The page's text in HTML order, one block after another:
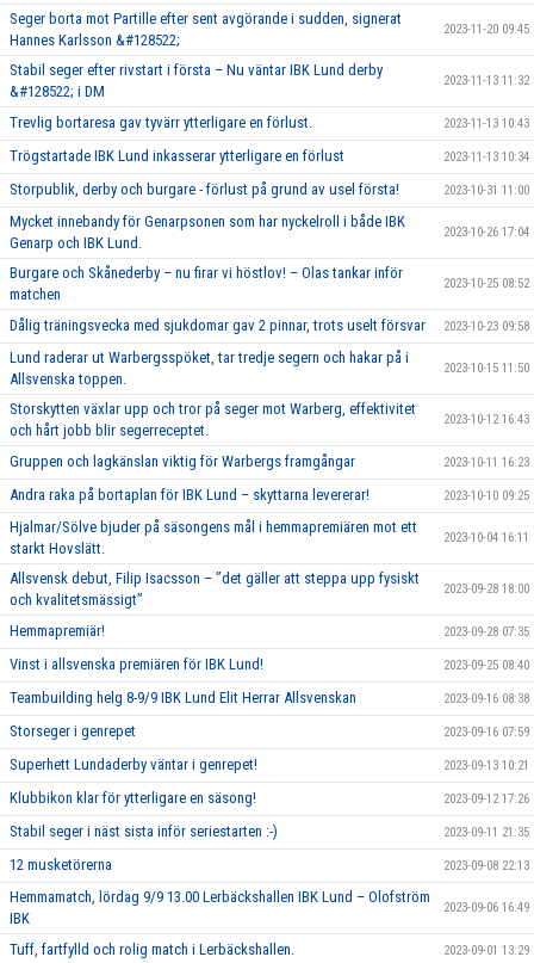
Seger borta mot Partille efter sent avgörande i sudden, signerat
Hannes Karlsson &#128522;
2023-11-20 09:45
Stabil seger efter rivstart i första – Nu väntar IBK Lund derby
&#128522; i DM
2023-11-13 11:32
Trevlig bortaresa gav tyvärr ytterligare en förlust. 2023-11-13 10:43
Trögstartade IBK Lund inkasserar ytterligare en förlust 2023-11-13 10:34
Storpublik, derby och burgare - förlust på grund av usel första! 2023-10-31 11:00
Mycket innebandy för Genarpsonen som har nyckelroll i både IBK
Genarp och IBK Lund.
2023-10-26 17:04
Burgare och Skånederby – nu firar vi höstlov! – Olas tankar inför
matchen
2023-10-25 08:52
Dålig träningsvecka med sjukdomar gav 2 pinnar, trots uselt försvar 2023-10-23 09:58
Lund raderar ut Warbergsspöket, tar tredje segern och hakar på i
Allsvenska toppen.
2023-10-15 11:50
Storskytten växlar upp och tror på seger mot Warberg, effektivitet
och hårt jobb blir segerreceptet.
2023-10-12 16:43
Gruppen och lagkänslan viktig för Warbergs framgångar 2023-10-11 16:23
Andra raka på bortaplan för IBK Lund – skyttarna levererar! 2023-10-10 09:25
Hjalmar/Sölve bjuder på säsongens mål i hemmapremiären mot ett
starkt Hovslätt.
2023-10-04 16:11
Allsvensk debut, Filip Isacsson – ’’det gäller att steppa upp fysiskt
och kvalitetsmässigt’’
2023-09-28 18:00
Hemmapremiär! 2023-09-28 07:35
Vinst i allsvenska premiären för IBK Lund! 2023-09-25 08:40
Teambuilding helg 8-9/9 IBK Lund Elit Herrar Allsvenskan 2023-09-16 08:38
Storseger i genrepet 2023-09-16 07:59
Superhett Lundaderby väntar i genrepet! 2023-09-13 10:21
Klubbikon klar för ytterligare en säsong! 2023-09-12 17:26
Stabil seger i näst sista inför seriestarten :-) 2023-09-11 21:35
12 musketörerna 2023-09-08 22:13
Hemmamatch, lördag 9/9 13.00 Lerbäckshallen IBK Lund – Olofström
IBK
2023-09-06 16:49
Tuff, fartfylld och rolig match i Lerbäckshallen. 2023-09-01 13:29